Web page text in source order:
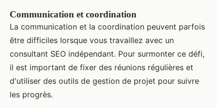
Communication et coordination
La communication et la coordination peuvent parfois
être difficiles lorsque vous travaillez avec un
consultant SEO indépendant. Pour surmonter ce défi,
il est important de fixer des réunions régulières et
d'utiliser des outils de gestion de projet pour suivre
les progrès.